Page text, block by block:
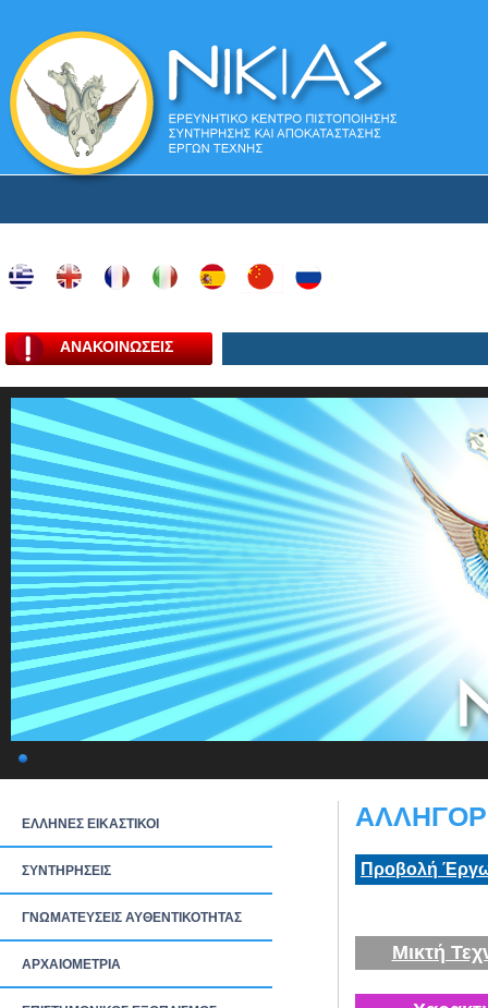
ΑΝΑΚΟΙΝΩΣΕΙΣ
ΕΛΛΗΝΕΣ ΕΙΚΑΣΤΙΚΟΙ
ΣΥΝΤΗΡΗΣΕΙΣ
ΓΝΩΜΑΤΕΥΣΕΙΣ ΑΥΘΕΝΤΙΚΟΤΗΤΑΣ
ΑΡΧΑΙΟΜΕΤΡΙΑ
Προβολή
Μικτή